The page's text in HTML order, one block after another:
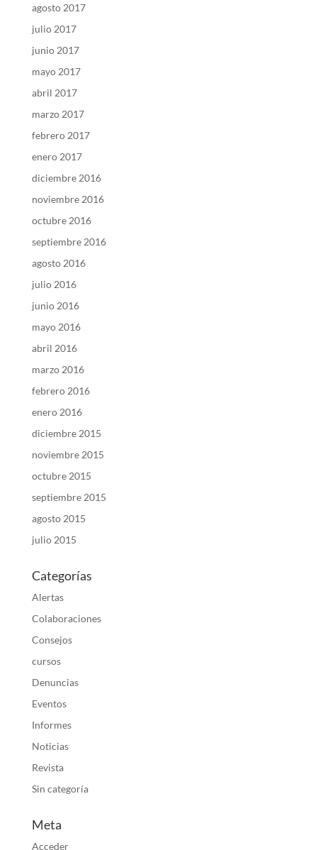
agosto 2017
julio 2017
junio 2017
mayo 2017
abril 2017
marzo 2017
febrero 2017
enero 2017
diciembre 2016
noviembre 2016
octubre 2016
septiembre 2016
agosto 2016
julio 2016
junio 2016
mayo 2016
abril 2016
marzo 2016
febrero 2016
enero 2016
diciembre 2015
noviembre 2015
octubre 2015
septiembre 2015
agosto 2015
julio 2015
Categorías
Alertas
Colaboraciones
Consejos
cursos
Denuncias
Eventos
Informes
Noticias
Revista
Sin categoría
Meta
Acceder